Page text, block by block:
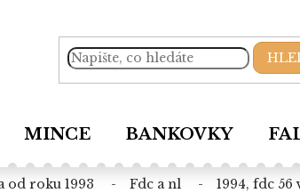
MINCE BANKOVKY
od roku 1993 fdc a nl 1994, fdc